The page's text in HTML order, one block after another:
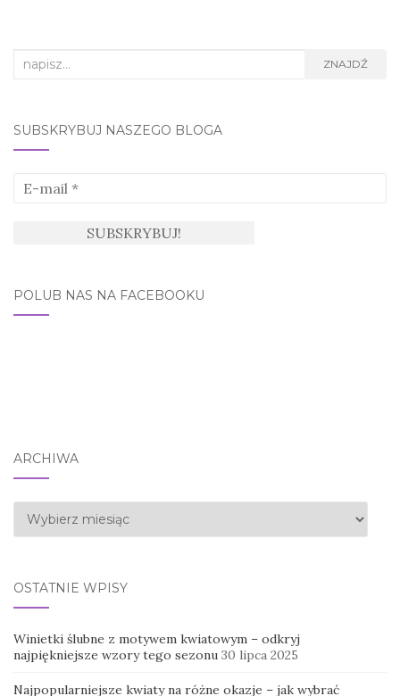
Search
ZNAJDŹ
SUBSKRYBUJ NASZEGO BLOGA
POLUB NAS NA FACEBOOKU
ARCHIWA
Archiwa
OSTATNIE WPISY
Winietki ślubne z motywem kwiatowym – odkryj
najpiękniejsze wzory tego sezonu 30 lipca 2025
Najpopularniejsze kwiaty na różne okazje – jak wybrać